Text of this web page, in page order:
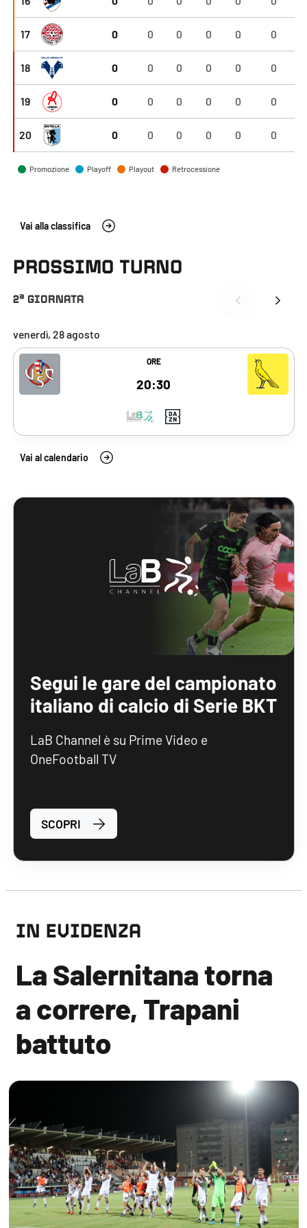
Sampdoria
17
Südtirol
0 0 0 0 0 0
18
H. Verona
0 0 0 0 0 0
19
L.R. Vicenza
0 0 0 0 0 0
20
V. Entella
0 0 0 0 0 0
Promozione Playoff Playout Retrocessione
Vai alla classifica
PROSSIMO TURNO
2a GIORNATA
venerdì, 28 agosto
venerdì 28 agosto 2026,
ORE
20:30
Vai alla scheda del match
Vai al calendario
Segui le gare del campionato
italiano di calcio di Serie BKT
LaB Channel è su Prime Video e
OneFootball TV
SCOPRI
IN EVIDENZA
La Salernitana torna
a correre, Trapani
battuto